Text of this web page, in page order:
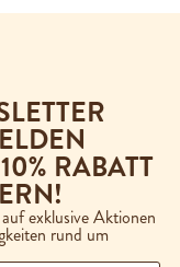
RABATT
exklusive Aktionen
rund um